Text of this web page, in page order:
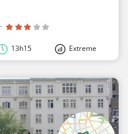
·
13h15 Extreme